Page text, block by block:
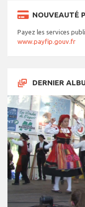
NOUVEAUTÉ
Payez les services
www.payfip.gouv.fr
DERNIER